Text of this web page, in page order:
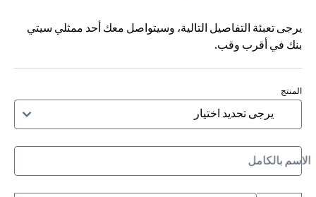
يرجى تعبئة التفاصيل التالية، وسيتواصل معك أحد ممثلي سيتي
بنك في أقرب وقب.
المنتج
الاسم بالكامل